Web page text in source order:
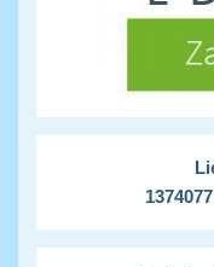
1374077